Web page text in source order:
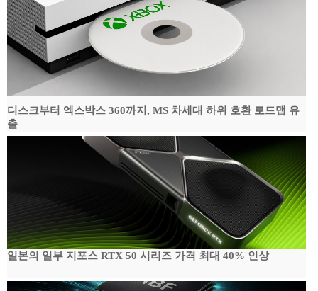
디스크부터 엑스박스 360까지, MS 차세대 하위 호환 로드맵 유
출
일본의 일부 지포스 RTX 50 시리즈 가격 최대 40% 인상